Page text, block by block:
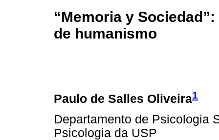
“Memoria y
de humanismo
Paulo de Salles Oliveira1
Departamento de Psicologia
Psicologia da USP